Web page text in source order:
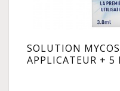
SOLUTION
APPLICATEUR + 5